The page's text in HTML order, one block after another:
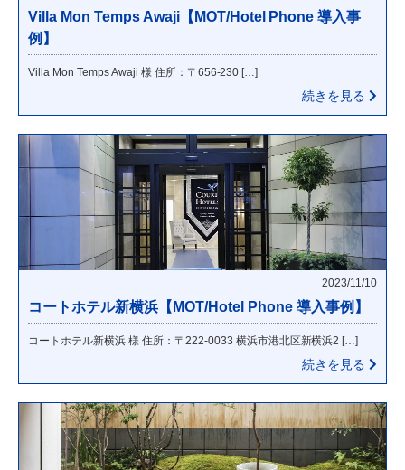
Villa Mon Temps Awaji【MOT/Hotel Phone 導入事
例】
Villa Mon Temps Awaji 様 住所：〒656-230 […]
続きを見る
2023/11/10
コートホテル新横浜【MOT/Hotel Phone 導入事例】
コートホテル新横浜 様 住所：〒222-0033 横浜市港北区新横浜2 […]
続きを見る